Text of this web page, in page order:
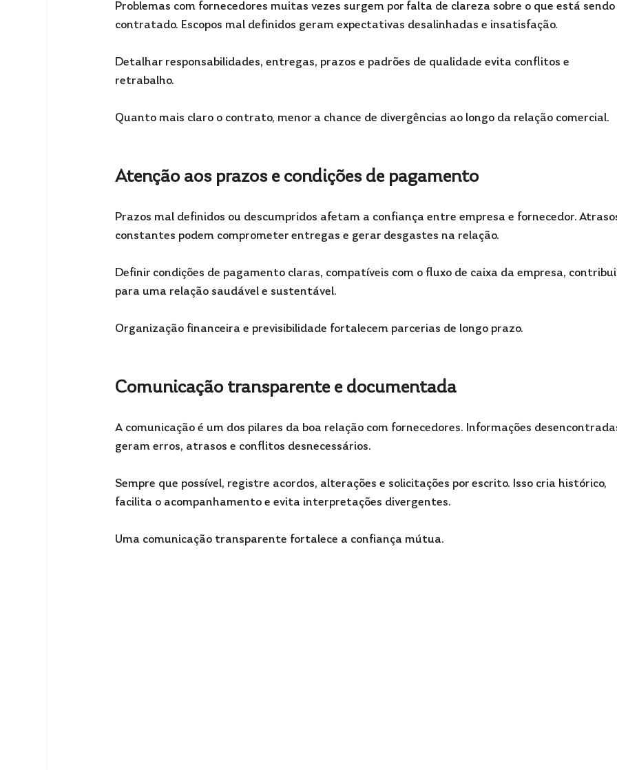
Problemas com fornecedores muitas vezes surgem por falta de clareza sobre o que está sendo
contratado. Escopos mal definidos geram expectativas desalinhadas e insatisfação.
Detalhar responsabilidades, entregas, prazos e padrões de qualidade evita conflitos e
retrabalho.
Quanto mais claro o contrato, menor a chance de divergências ao longo da relação comercial.
Atenção aos prazos e condições de pagamento
Prazos mal definidos ou descumpridos afetam a confiança entre empresa e fornecedor.
constantes podem comprometer entregas e gerar desgastes na relação.
Definir condições de pagamento claras, compatíveis com o fluxo de caixa da empresa, contribui
para uma relação saudável e sustentável.
Organização financeira e previsibilidade fortalecem parcerias de longo prazo.
Comunicação transparente e documentada
A comunicação é um dos pilares da boa relação com fornecedores. Informações
geram erros, atrasos e conflitos desnecessários.
Sempre que possível, registre acordos, alterações e solicitações por escrito. Isso cria histórico,
facilita o acompanhamento e evita interpretações divergentes.
Uma comunicação transparente fortalece a confiança mútua.